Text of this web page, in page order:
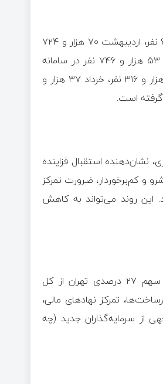
جزییات ثبت‌نام و احراز هویت در سال جاری حاکی از آن است که، در فروردین ۸۳ هزار و ۶۴۸ نفر، اردیبهشت ۷۰ هزار و ۷۲۴
نفر، خرداد ۴۰ هزار و ۶۰۱ نفر، تیر ۲۸ هزار و ۴۳۴ نفر، مرداد ۳۸ هزار و ۶۰۸ نفر و شهریور ۵۳ هزار و ۷۴۶ نفر در سامانه
«سجام» ثبت‌نام و در بخش احراز هویت نیز در فروردین ۶۶ هزار و ۴۷۵ نفر، اردیبهشت ۶۷ هزار و ۳۱۶ نفر، خرداد ۳۷ هزار و
سال جاری، نشان‌دهنده استقبال فزاینده
و کم‌برخوردار، ضرورت تمرکز
این روند می‌تواند به کاهش
آمار شش ماهه ۱۴۰۴، بار دیگر بر تمرکزگرایی بالای بازار سرمایه در کشور تأکید می‌کند. سهم ۲۷ درصدی تهران از کل
تمرکز نهاد‌های مالی،
سرمایه‌گذاران جدید (چه